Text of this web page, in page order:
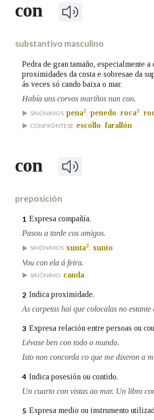
IDENTIDADE
MARCIAL DEL
FIGURAS
PRIMAVERA
PORTAL DAS
Facebook
TwitterYoutubeInstagram
Bluesky
BUSCAR NOS LEMAS
Remata por
Contén
Nos exemplos
Na fraseoloxía
OUTRAS OPCIÓNS DE BUSCA
Pertence a
con
substantivo masculino
Pedra de gran tamaño, especialmente a
proximidades da costa e sobresae da
ás veces só cando baixa o mar.
Había uns corvos mariños nun con.
SINÓNIMOS pena2 penedo roca2
CONFRÓNTESE escollo farallón
con
preposición
1 Expresa compañía.
Pasou a tarde cos amigos.
SINÓNIMOS xunta2, xunto
Vou con ela á feira.
SINÓNIMO canda
2 Indica proximidade.
As carpetas hai que colocalas no estante
3 Expresa relación entre persoas ou
Lévase ben con todo o mundo.
Isto non concorda co que me dixeron a
4 Indica posesión ou contido.
Un cuarto con vistas ao mar. Un libro
5 Expresa medio ou instrumento